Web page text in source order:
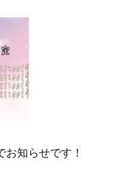
知らせです！